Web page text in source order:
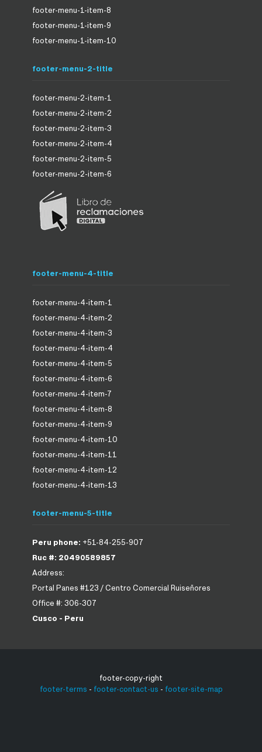
footer-menu-1-item-8
footer-menu-1-item-9
footer-menu-1-item-10
footer-menu-2-title
footer-menu-2-item-1
footer-menu-2-item-2
footer-menu-2-item-3
footer-menu-2-item-4
footer-menu-2-item-5
footer-menu-2-item-6
footer-menu-4-title
footer-menu-4-item-1
footer-menu-4-item-2
footer-menu-4-item-3
footer-menu-4-item-4
footer-menu-4-item-5
footer-menu-4-item-6
footer-menu-4-item-7
footer-menu-4-item-8
footer-menu-4-item-9
footer-menu-4-item-10
footer-menu-4-item-11
footer-menu-4-item-12
footer-menu-4-item-13
footer-menu-5-title
Peru phone: +51-84-255-907
Ruc #: 20490589857
Address:
Portal Panes #123 / Centro Comercial Ruiseñores
Office #: 306-307
Cusco - Peru
footer-copy-right
footer-terms - footer-contact-us - footer-site-map